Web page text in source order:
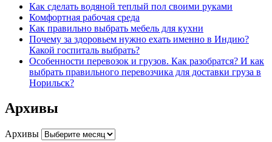
Как сделать водяной теплый пол своими руками
Комфортная рабочая среда
Как правильно выбрать мебель для кухни
Почему за здоровьем нужно ехать именно в Индию?
Какой госпиталь выбрать?
Особенности перевозок и грузов. Как разобратся? И как
выбрать правильного перевозчика для доставки груза в
Норильск?
Архивы
Архивы